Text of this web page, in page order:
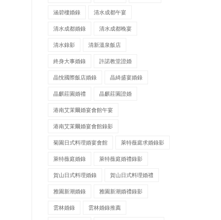
涵碧樓婚錄 清水成都午宴
清水成都婚錄 清水成都晚宴
清水錄影 清新溫泉飯店
終身大事婚錄 許諾教堂證婚
晶悅國際飯店婚錄 晶綺盛宴婚錄
晶麒莊園婚禮 晶麒莊園證婚
港南艾茉爾婚宴會館午宴
港南艾茉爾婚宴會館錄影
菊園日式料理婚宴會館 萊特薇庭求婚錄影
萊特薇庭婚錄 萊特薇庭婚禮錄影
賀山日式料理婚錄 賀山日式料理婚禮
雅園新潮婚錄 雅園新潮婚禮錄影
雲林婚錄 雲林婚錄推薦